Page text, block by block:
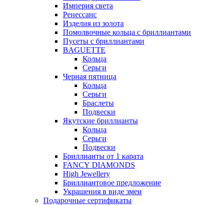
Империя света
Ренессанс
Изделия из золота
Помолвочные кольца с бриллиантами
Пусеты с бриллиантами
BAGUETTE
Кольца
Серьги
Черная пятница
Кольца
Серьги
Браслеты
Подвески
Якутские бриллианты
Кольца
Серьги
Подвески
Бриллианты от 1 карата
FANCY DIAMONDS
High Jewellery
Бриллиантовое предложение
Украшения в виде змеи
Подарочные сертификаты